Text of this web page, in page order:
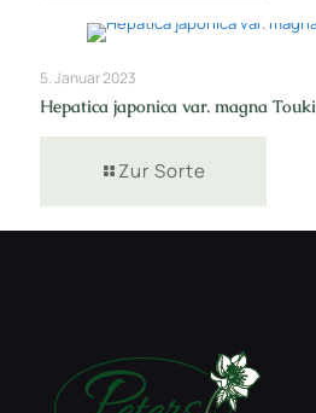
5. Januar 2023
Hepatica japonica var. magna Touki
Zur Sorte